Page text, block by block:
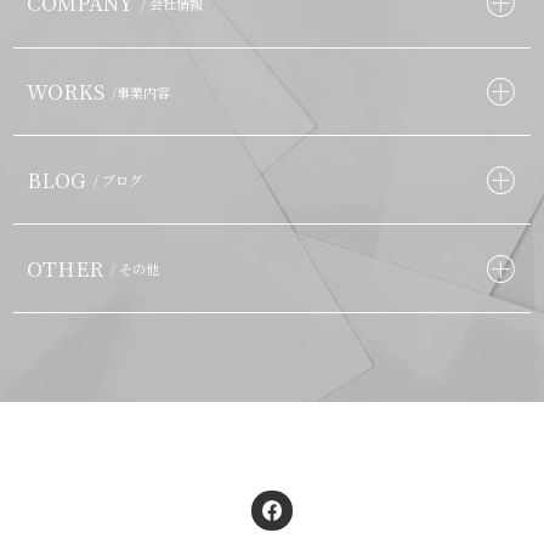
WORKS /事業内容
BLOG / ブログ
OTHER / その他